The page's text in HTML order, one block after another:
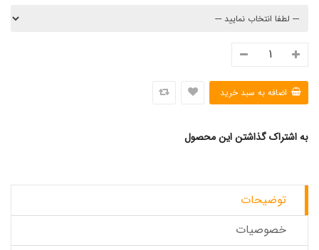
به اشتراک گذاشتن این محصول
توضیحات
خصوصیات